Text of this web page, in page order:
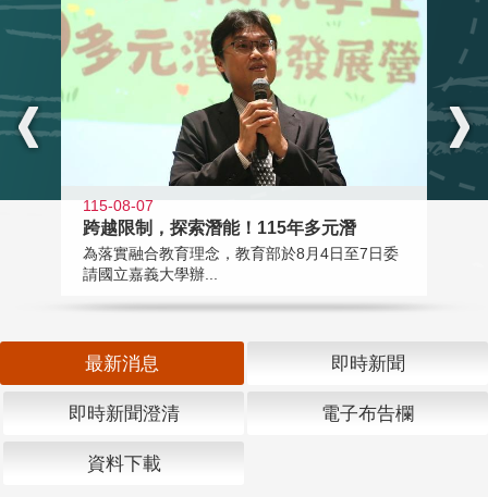
115-08-07
跨越限制，探索潛能！115年多元潛
為落實融合教育理念，教育部於8月4日至7日委
請國立嘉義大學辦...
最新消息 即時新聞
即時新聞澄清 電子布告欄
資料下載